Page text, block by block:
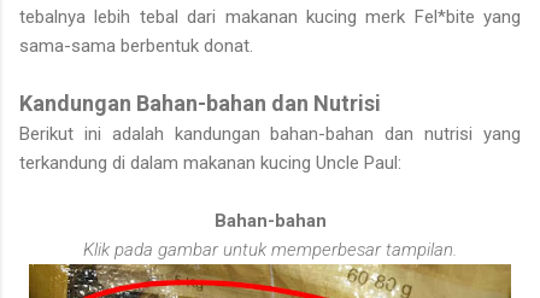
tebalnya lebih tebal dari makanan kucing merk Fel*bite yang
sama-sama berbentuk donat.
Kandungan Bahan-bahan dan Nutrisi
Berikut ini adalah kandungan bahan-bahan dan nutrisi yang
terkandung di dalam makanan kucing Uncle Paul:
Bahan-bahan
Klik pada gambar untuk memperbesar tampilan.